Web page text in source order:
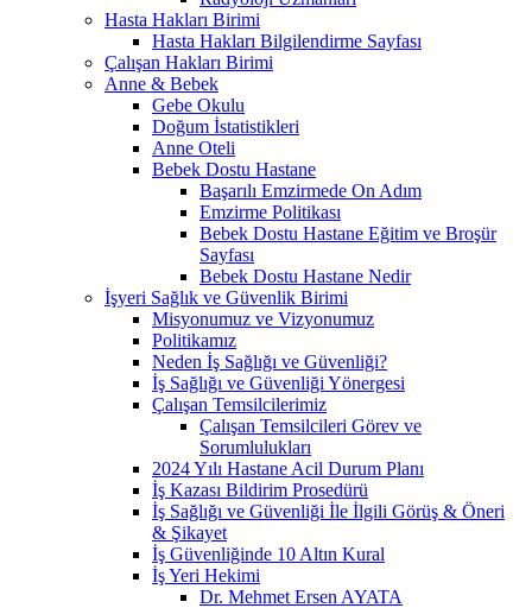
Hasta Hakları Birimi
Hasta Hakları Bilgilendirme Sayfası
Çalışan Hakları Birimi
Anne & Bebek
Gebe Okulu
Doğum İstatistikleri
Anne Oteli
Bebek Dostu Hastane
Başarılı Emzirmede On Adım
Emzirme Politikası
Bebek Dostu Hastane Eğitim ve Broşür
Sayfası
Bebek Dostu Hastane Nedir
İşyeri Sağlık ve Güvenlik Birimi
Misyonumuz ve Vizyonumuz
Politikamız
Neden İş Sağlığı ve Güvenliği?
İş Sağlığı ve Güvenliği Yönergesi
Çalışan Temsilcilerimiz
Çalışan Temsilcileri Görev ve
Sorumlulukları
2024 Yılı Hastane Acil Durum Planı
İş Kazası Bildirim Prosedürü
İş Sağlığı ve Güvenliği İle İlgili Görüş & Öneri
& Şikayet
İş Güvenliğinde 10 Altın Kural
İş Yeri Hekimi
Dr. Mehmet Ersen AYATA